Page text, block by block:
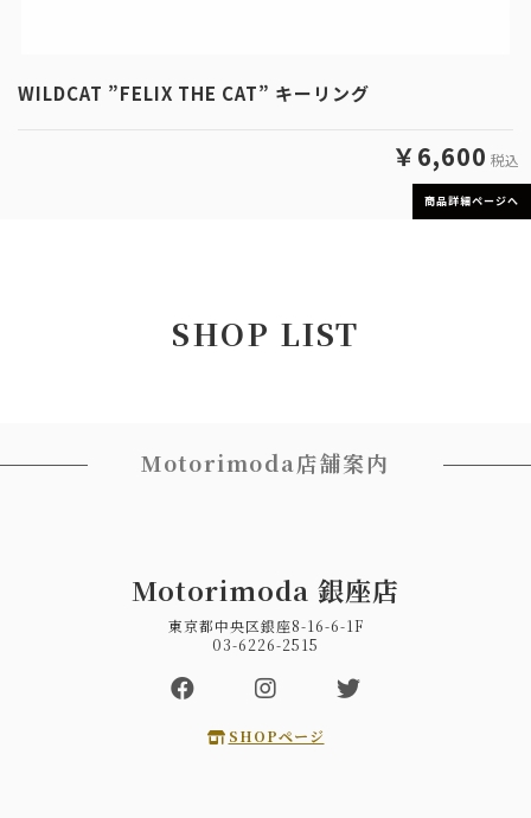
WILDCAT ”FELIX THE CAT” キーリング
￥6,600 税込
商品詳細ページへ
SHOP LIST
Motorimoda店舗案内
Motorimoda 銀座店
東京都中央区銀座8-16-6-1F
03-6226-2515
SHOPページ